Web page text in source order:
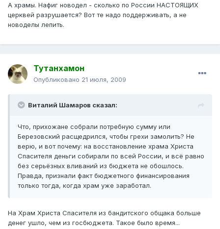
А храмы. Нафиг новодел - сколько по России НАСТОЯЩИХ
церквей разрушается? Вот те надо поддерживать, а не
новоделы лепить.
Тутанхамон
Опубликовано 21 июля, 2009
Виталий Шамаров сказал:
Что, прихожане собрали потребную сумму или
Березовский расщедрился, чтобы грехи замолить? Не
верю, и вот почему: на восстановление храма Христа
Спасителя деньги собирали по всей России, и всё равно
без серьёзных вливаний из бюджета не обошлось.
Правда, признали факт бюджетного финансирования
только тогда, когда храм уже заработал.
На Храм Христа Спасителя из бандитского общака больше
денег ушло, чем из госбюджета. Такое было время...